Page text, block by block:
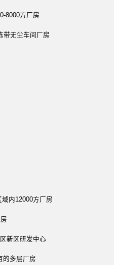
8000方厂房
带无尘车间厂房
内12000方厂房
新区研发中心
的多层厂房